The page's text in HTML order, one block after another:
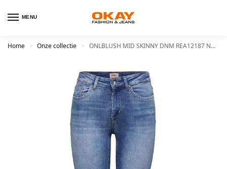
MENU
Home > Onze collectie > ONLBLUSH MID SKINNY DNM REA12187 NOOS